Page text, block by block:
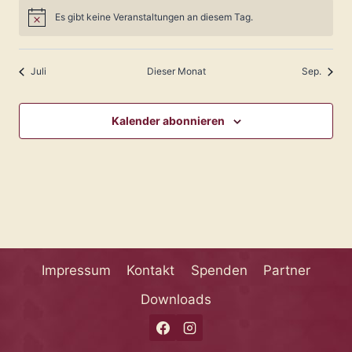
HinweisEs gibt keine Veranstaltungen an diesem Tag.
Juli Dieser Monat Sep.
Kalender abonnieren
Impressum Kontakt Spenden
Partner
Downloads